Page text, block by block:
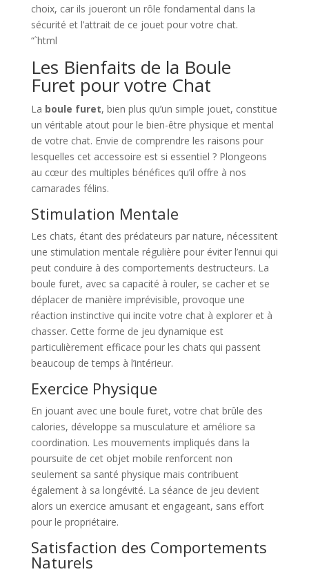
choix, car ils joueront un rôle fondamental dans la
sécurité et l’attrait de ce jouet pour votre chat.
“`html
Les Bienfaits de la Boule
Furet pour votre Chat
La boule furet, bien plus qu’un simple jouet, constitue
un véritable atout pour le bien-être physique et mental
de votre chat. Envie de comprendre les raisons pour
lesquelles cet accessoire est si essentiel ? Plongeons
au cœur des multiples bénéfices qu’il offre à nos
camarades félins.
Stimulation Mentale
Les chats, étant des prédateurs par nature, nécessitent
une stimulation mentale régulière pour éviter l’ennui qui
peut conduire à des comportements destructeurs. La
boule furet, avec sa capacité à rouler, se cacher et se
déplacer de manière imprévisible, provoque une
réaction instinctive qui incite votre chat à explorer et à
chasser. Cette forme de jeu dynamique est
particulièrement efficace pour les chats qui passent
beaucoup de temps à l’intérieur.
Exercice Physique
En jouant avec une boule furet, votre chat brûle des
calories, développe sa musculature et améliore sa
coordination. Les mouvements impliqués dans la
poursuite de cet objet mobile renforcent non
seulement sa santé physique mais contribuent
également à sa longévité. La séance de jeu devient
alors un exercice amusant et engageant, sans effort
pour le propriétaire.
Satisfaction des Comportements
Naturels